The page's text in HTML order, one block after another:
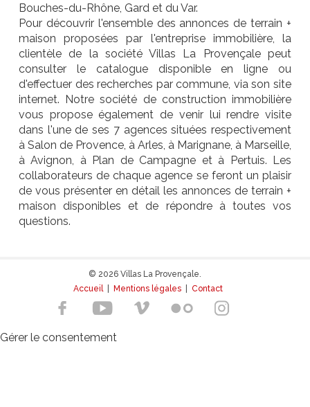
Bouches-du-Rhône, Gard et du Var.
Pour découvrir l'ensemble des annonces de terrain +
maison proposées par l'entreprise immobilière, la
clientèle de la société Villas La Provençale peut
consulter le catalogue disponible en ligne ou
d'effectuer des recherches par commune, via son site
internet. Notre société de construction immobilière
vous propose également de venir lui rendre visite
dans l'une de ses 7 agences situées respectivement
à Salon de Provence, à Arles, à Marignane, à Marseille,
à Avignon, à Plan de Campagne et à Pertuis. Les
collaborateurs de chaque agence se feront un plaisir
de vous présenter en détail les annonces de terrain +
maison disponibles et de répondre à toutes vos
questions.
© 2026 Villas La Provençale.
Accueil| Mentions légales Contact
Gérer le consentement